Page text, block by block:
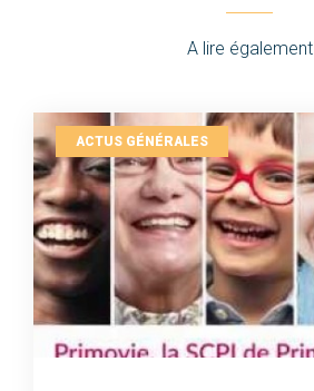
A lire également
ACTUS GÉNÉRALES